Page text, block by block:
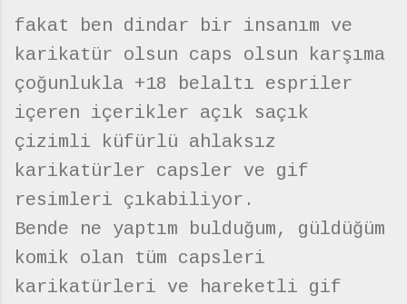
fakat ben dindar bir insanım ve
karikatür olsun caps olsun karşıma
çoğunlukla +18 belaltı espriler
içeren içerikler açık saçık
çizimli küfürlü ahlaksız
karikatürler capsler ve gif
resimleri çıkabiliyor.
Bende ne yaptım bulduğum, güldüğüm
komik olan tüm capsleri
karikatürleri ve hareketli gif